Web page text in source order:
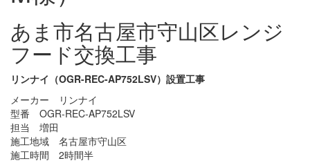
あま市名古屋市守山区レンジ
フード交換工事
リンナイ（OGR-REC-AP752LSV）設置工事
メーカー リンナイ
型番 OGR-REC-AP752LSV
担当 増田
施工地域 名古屋市守山区
施工時間 2時間半